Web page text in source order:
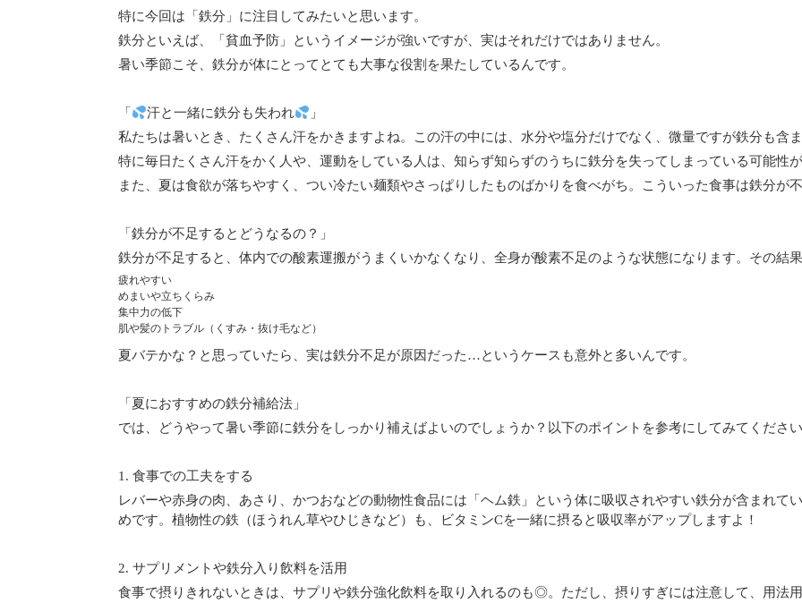
特に今回は「鉄分」に注目してみたいと思います。
鉄分といえば、「貧血予防」というイメージが強いですが、実はそれだけではありません。
暑い季節こそ、鉄分が体にとってとても大事な役割を果たしているんです。
「 汗と一緒に鉄分も失われ
」
私たちは暑いとき、たくさん汗をかきますよね。この汗の中には、水分や塩分だけでなく、微量ですが鉄分も含ま
特に毎日たくさん汗をかく人や、運動をしている人は、知らず知らずのうちに鉄分を失ってしまっている可能性が
また、夏は食欲が落ちやすく、つい冷たい麺類やさっぱりしたものばかりを食べがち。こういった食事は鉄分が
「鉄分が不足するとどうなるの？」
鉄分が不足すると、体内での酸素運搬がうまくいかなくなり、全身が酸素不足のような状態になります。その結
疲れやすい
めまいや立ちくらみ
集中力の低下
肌や髪のトラブル（くすみ・抜け毛など）
夏バテかな？と思っていたら、実は鉄分不足が原因だった…というケースも意外と多いんです。
「夏におすすめの鉄分補給法」
では、どうやって暑い季節に鉄分をしっかり補えばよいのでしょうか？以下のポイントを参考にしてみてください
1. 食事での工夫をする
レバーや赤身の肉、あさり、かつおなどの動物性食品には「ヘム鉄」という体に吸収されやすい鉄分が含まれて
めです。植物性の鉄（ほうれん草やひじきなど）も、ビタミンCを一緒に摂ると吸収率がアップしますよ！
2. サプリメントや鉄分入り飲料を活用
食事で摂りきれないときは、サプリや鉄分強化飲料を取り入れるのも◎。ただし、摂りすぎには注意して、用法用